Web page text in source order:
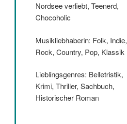
Nordsee verliebt, Teenerd,
Chocoholic
Musikliebhaberin: Folk, Indie,
Rock, Country, Pop, Klassik
Lieblingsgenres: Belletristik,
Krimi, Thriller, Sachbuch,
Historischer Roman